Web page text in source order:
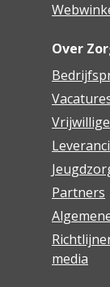
Over
Partners
media